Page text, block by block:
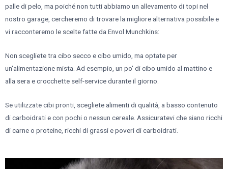
palle di pelo, ma poiché non tutti abbiamo un allevamento di topi nel
nostro garage, cercheremo di trovare la migliore alternativa possibile e
vi racconteremo le scelte fatte da Envol Munchkins:
Non scegliete tra cibo secco e cibo umido, ma optate per
un'alimentazione mista. Ad esempio, un po' di cibo umido al mattino e
alla sera e crocchette self-service durante il giorno.
Se utilizzate cibi pronti, scegliete alimenti di qualità, a basso contenuto
di carboidrati e con pochi o nessun cereale. Assicuratevi che siano ricchi
di carne o proteine, ricchi di grassi e poveri di carboidrati.